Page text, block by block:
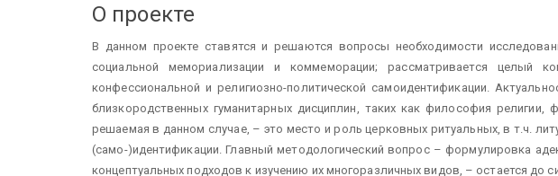
О проекте
В данном проекте ставятся и решаются вопросы необходимости
социальной мемориализации и коммеморации; рассматривается целый
конфессиональной и религиозно-политической самоидентификации.
близкородственных гуманитарных дисциплин, таких как философия
решаемая в данном случае, – это место и роль церковных ритуальных, в т.ч.
(само-)идентификации. Главный методологический вопрос – формулировка
концептуальных подходов к изучению их многоразличных видов, – остается до